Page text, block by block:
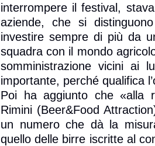
interrompere il festival,
aziende, che si
investire sempre di più da
squadra con il mondo
somministrazione vicini ai
importante, perché qualifica
Poi ha aggiunto che «alla
Rimini (Beer&Food
un numero che dà la
quello delle birre iscritte al